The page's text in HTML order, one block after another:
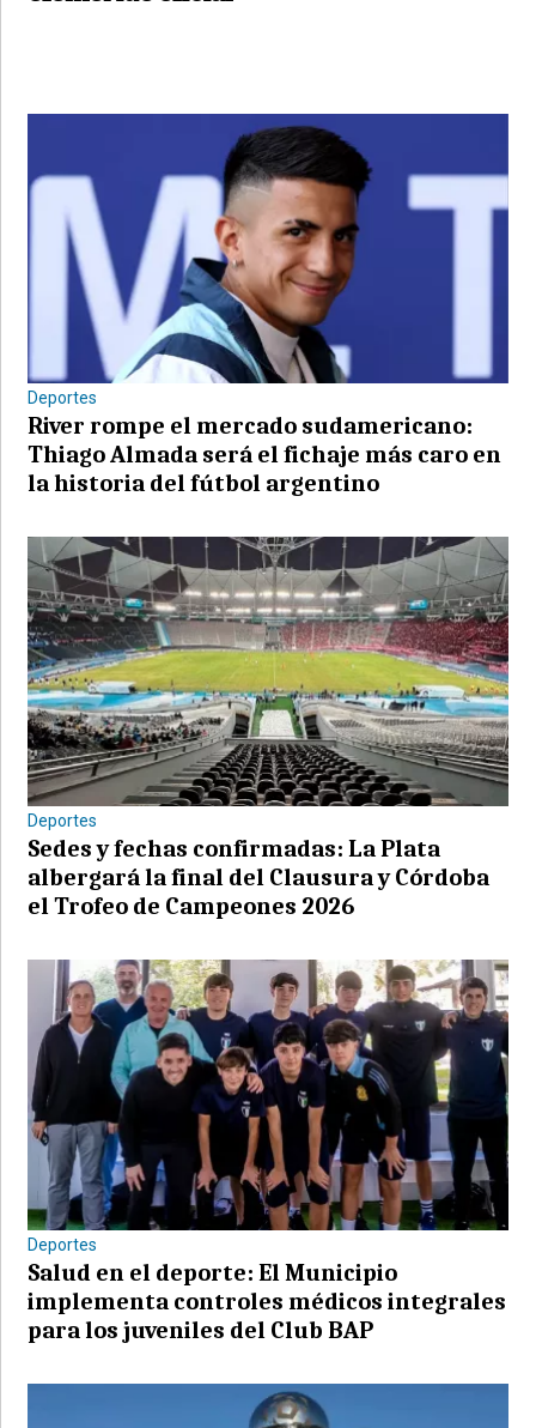
Deportes
River rompe el mercado sudamericano:
Thiago Almada será el fichaje más caro en
la historia del fútbol argentino
Deportes
Sedes y fechas confirmadas: La Plata
albergará la final del Clausura y Córdoba
el Trofeo de Campeones 2026
Deportes
Salud en el deporte: El Municipio
implementa controles médicos integrales
para los juveniles del Club BAP